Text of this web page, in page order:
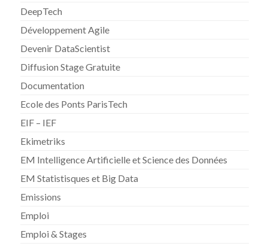
DeepTech
Développement Agile
Devenir DataScientist
Diffusion Stage Gratuite
Documentation
Ecole des Ponts ParisTech
EIF – IEF
Ekimetriks
EM Intelligence Artificielle et Science des Données
EM Statistisques et Big Data
Emissions
Emploi
Emploi & Stages